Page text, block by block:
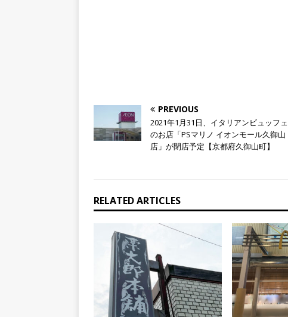
PREVIOUS
2021年1月31日、イタリアンビュッフェ
のお店「PSマリノ イオンモール久御山
店」が閉店予定【京都府久御山町】
RELATED ARTICLES